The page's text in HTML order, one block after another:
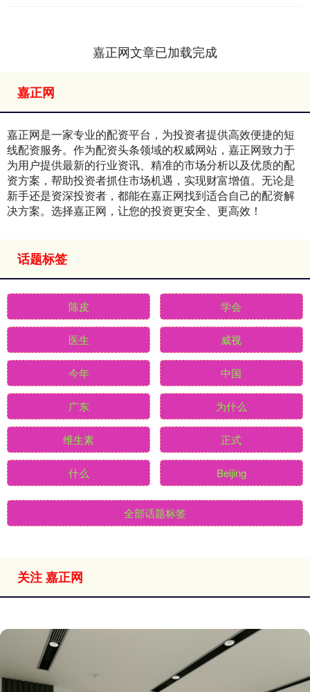
嘉正网文章已加载完成
嘉正网
嘉正网是一家专业的配资平台，为投资者提供高效便捷的短
线配资服务。作为配资头条领域的权威网站，嘉正网致力于
为用户提供最新的行业资讯、精准的市场分析以及优质的配
资方案，帮助投资者抓住市场机遇，实现财富增值。无论是
新手还是资深投资者，都能在嘉正网找到适合自己的配资解
决方案。选择嘉正网，让您的投资更安全、更高效！
话题标签
陈皮 学会
医生 威视
今年 中国
广东 为什么
维生素 正式
什么 Beijing
全部话题标签
关注 嘉正网